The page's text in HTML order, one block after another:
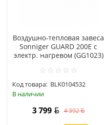
Воздушно-тепловая завеса
Sonniger GUARD 200E с
электр. нагревом (GG1023)
Код товара: BLK0104532
В наличии
3 799 4 392